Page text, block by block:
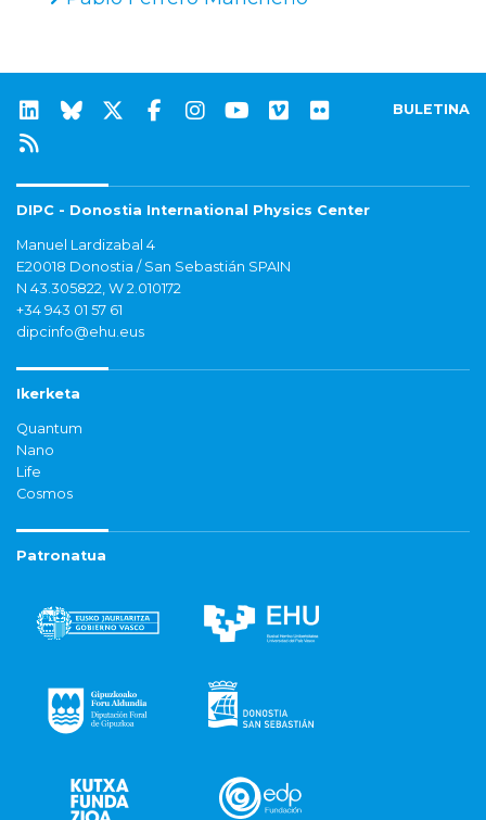
BULETINA
DIPC - Donostia International Physics Center
Manuel Lardizabal 4
E20018 Donostia / San Sebastián SPAIN
N 43.305822, W 2.010172
+34 943 01 57 61
dipcinfo@ehu.eus
Ikerketa
Quantum
Nano
Life
Cosmos
Patronatua